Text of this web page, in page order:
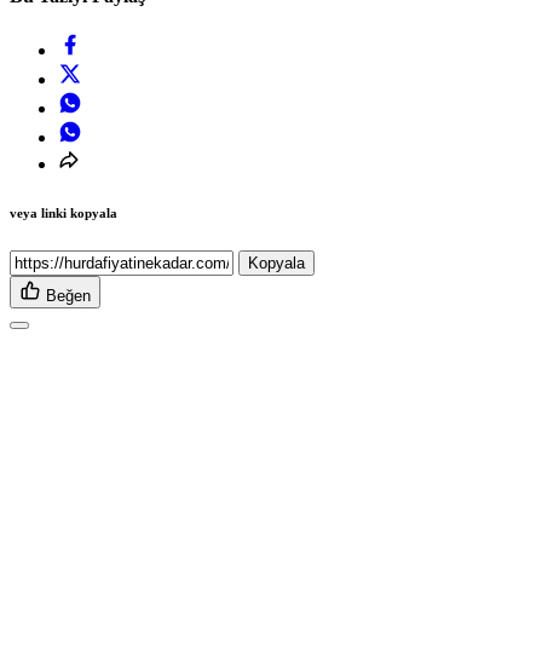
veya linki kopyala
Kopyala
Beğen